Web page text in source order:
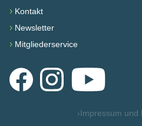
› Kontakt
› Newsletter
› Mitgliederservice
FacebookInstagramYouTube
›Impressum und